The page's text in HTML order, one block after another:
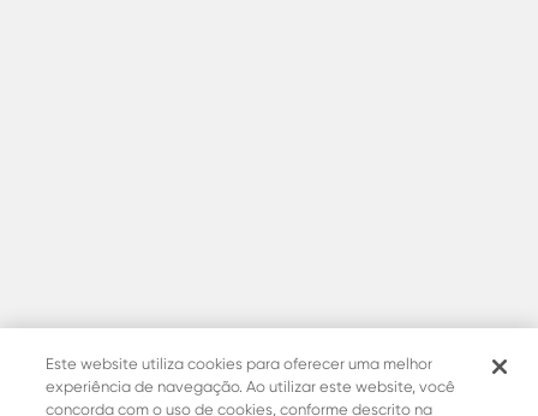
Este website utiliza cookies para oferecer uma melhor
experiência de navegação. Ao utilizar este website, você
concorda com o uso de cookies, conforme descrito na